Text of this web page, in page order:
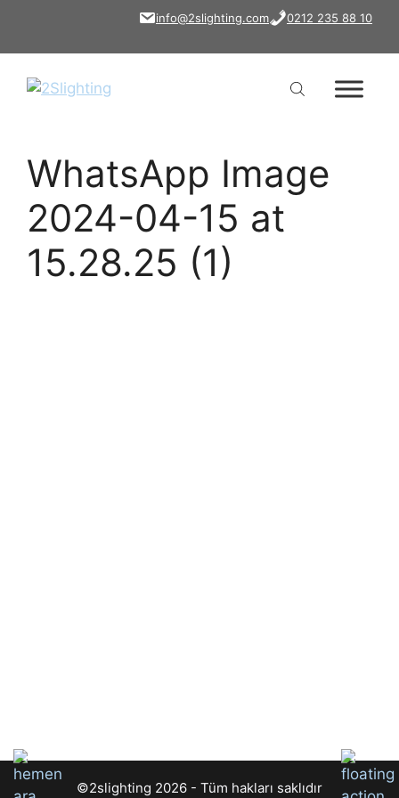
info@2slighting.com 0212 235 88 10
WhatsApp Image
2024-04-15 at
15.28.25 (1)
©2slighting 2026 - Tüm hakları saklıdır